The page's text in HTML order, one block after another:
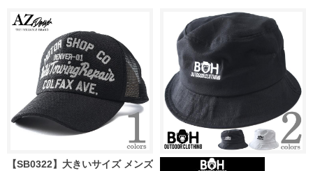
【SB0322】大きいサイズ メンズ